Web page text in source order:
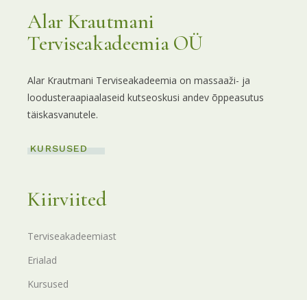
Alar Krautmani
Terviseakadeemia OÜ
Alar Krautmani Terviseakadeemia on massaaži- ja
loodusteraapiaalaseid kutseoskusi andev õppeasutus
täiskasvanutele.
KURSUSED
Kiirviited
Terviseakadeemiast
Erialad
Kursused